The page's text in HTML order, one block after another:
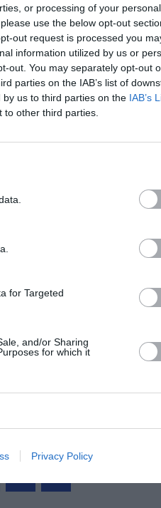
or processing of your
use the below opt-out
out request is processed you
information utilized by us or
out. You may separately opt-out
parties on the IAB’s list of
us to third parties on the IAB’s
other third parties.
for Targeted
and/or Sharing
for which it
Privacy Policy